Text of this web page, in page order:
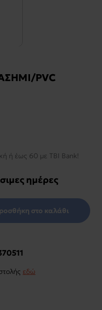
PVC
ή έως 60 με TBI Bank!
ημέρες
στο καλάθι
εδώ